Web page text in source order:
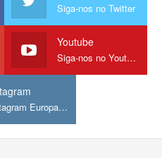
Siga-nos no Twitter
Youtube
Siga-nos no Youtube
Instagram Europamos